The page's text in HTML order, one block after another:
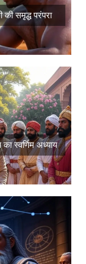
की समृद्ध परंपरा
स्वर्णिम अध्याय
का
का